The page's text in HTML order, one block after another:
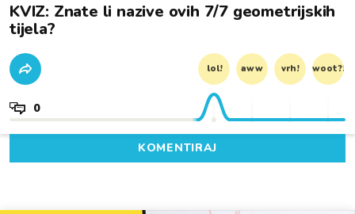
KVIZ: Znate li nazive ovih 7/7 geometrijskih
tijela?
lol! aww vrh! woot?!
0
KOMENTIRAJ